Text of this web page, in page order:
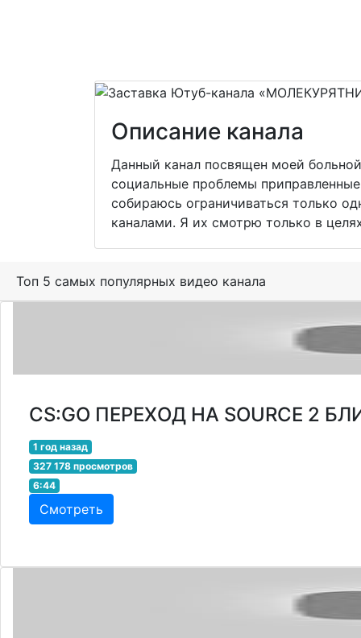
Описание канала
Данный канал посвящен моей
социальные проблемы
собираюсь ограничиваться только
каналами. Я их смотрю только в
Топ 5 самых популярных видео канала
CS:GO ПЕРЕХОД НА SOURCE 2
1 год назад
327 178 просмотров
6:44
Смотреть